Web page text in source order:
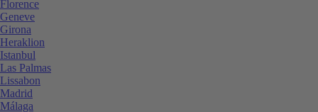
Florence
Geneve
Girona
Heraklion
Istanbul
Las Palmas
Lissabon
Madrid
Málaga